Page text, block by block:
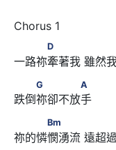
D　　　      　
D
一路祢牽著我 雖然
G　　　　A
G A
跌倒祢卻不放手
Bm　　　
Bm
祢的憐憫湧流 遠超